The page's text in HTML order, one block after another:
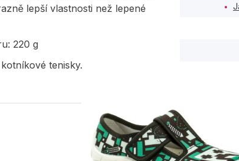
lepší vlastnosti než lepené
220 g
tenisky.
PODOBNÉ PRODUKTY